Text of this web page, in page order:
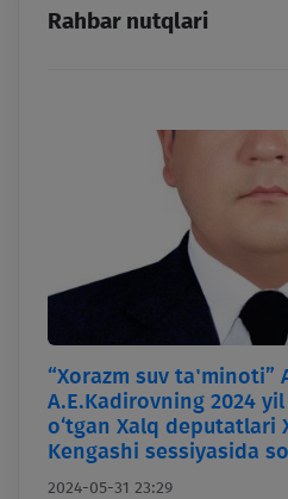
Rahbar nutqlari
“Xorazm suv ta'minoti”
A.E.Kadirovning 2024
o‘tgan Xalq deputatlari
Kengashi sessiyasida
2024-05-31 23:29